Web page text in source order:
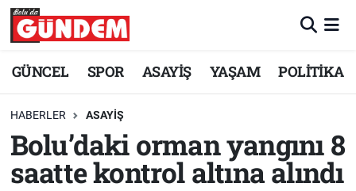
GÜNCEL SPOR ASAYİŞ YAŞAM POLİTİKA
HABERLER ASAYİŞ
Bolu’daki orman yangını 8
saatte kontrol altına alındı
Merkez Nöbetçi Eczaneler
Merkez Trafik Yoğunluk Haritası
Süper Lig Puan Durumu ve Fikstür